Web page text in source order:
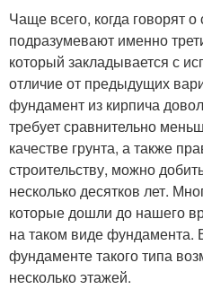
Чаще всего, когда говорят
подразумевают именно
который закладывается с
отличие от предыдущих
фундамент из кирпича
требует сравнительно
качестве грунта, а также
строительству, можно
несколько десятков лет.
которые дошли до нашего
на таком виде фундамента.
фундаменте такого типа
несколько этажей.